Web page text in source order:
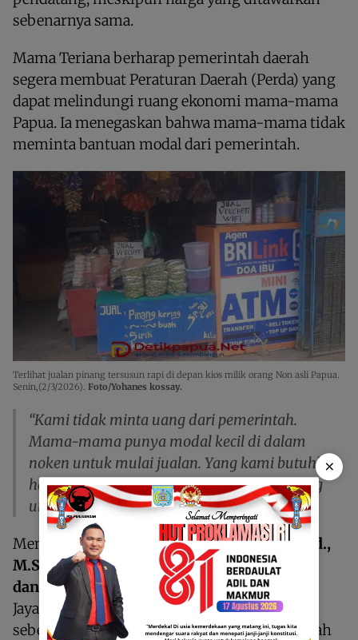
sebenarnya sama.
Mama Teriana berharap pemerintah daerah
segera membuat Peraturan Daerah (Perda) yang
dapat melindungi ruang ekonomi mama-mama
Papua. Ia menegaskan bahwa mama-mama tidak
meminta bantuan modal dari pemerintah.
Terlihat jualan pinang tersusun rapi di depan kios milik orang Non asli Papua.
Senin,(2/3/2026). Foto/Yohanes kossay.
“Kami tidak minta uang dari pemerintah.
Mama-mama punya modal kecil di dalam
noken untuk mulai jualan. Yang kami butuhkan
hanya aturan supaya kami juga punya ruang
untuk jualan,” katanya.
Menanggapi hal tersebut,Lekius Yikwa, S.Pd.,
M.Si
, selakuPlt. Kepala Dinas Perindustrian
dan Perdagangan
(Perindag) Kabupaten
Jayawijaya, mengatakan pemerintah daerah
sebenarnya telah melakukan beberapa langkah
×